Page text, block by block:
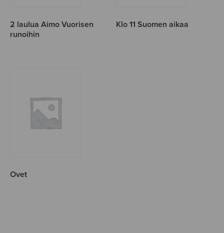
2 laulua Aimo Vuorisen
runoihin
Klo 11 Suomen aikaa
Ovet